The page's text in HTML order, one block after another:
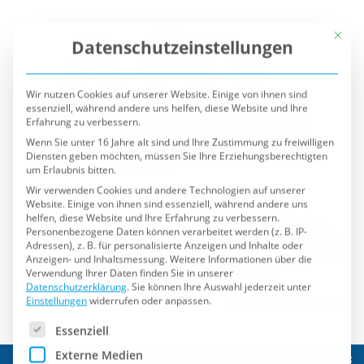
Datenschutzeinstellungen
essenziell, während andere uns helfen, diese Website und Ihre
Erfahrung zu verbessern.
Wenn Sie unter 16 Jahre alt sind und Ihre Zustimmung zu freiwilligen
Diensten geben möchten, müssen Sie Ihre Erziehungsberechtigten
um Erlaubnis bitten.
Website. Einige von ihnen sind essenziell, während andere uns
helfen, diese Website und Ihre Erfahrung zu verbessern.
Personenbezogene Daten können verarbeitet werden (z. B. IP-
Adressen), z. B. für personalisierte Anzeigen und Inhalte oder
Anzeigen- und Inhaltsmessung.Weitere Informationen über die
Verwendung Ihrer Daten finden Sie in unserer
Datenschutzerklärung. Sie können Ihre Auswahl jederzeit unter
Einstellungenwiderrufen oder anpassen.